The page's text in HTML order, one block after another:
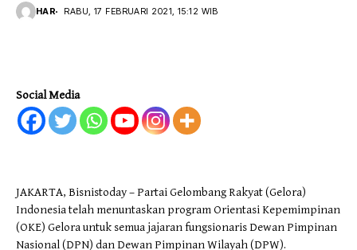
HAR RABU, 17 FEBRUARI 2021, 15:12 WIB
Social Media
JAKARTA, Bisnistoday – Partai Gelombang Rakyat (Gelora)
Indonesia telah menuntaskan program Orientasi Kepemimpinan
(OKE) Gelora untuk semua jajaran fungsionaris Dewan Pimpinan
Nasional (DPN) dan Dewan Pimpinan Wilayah (DPW).